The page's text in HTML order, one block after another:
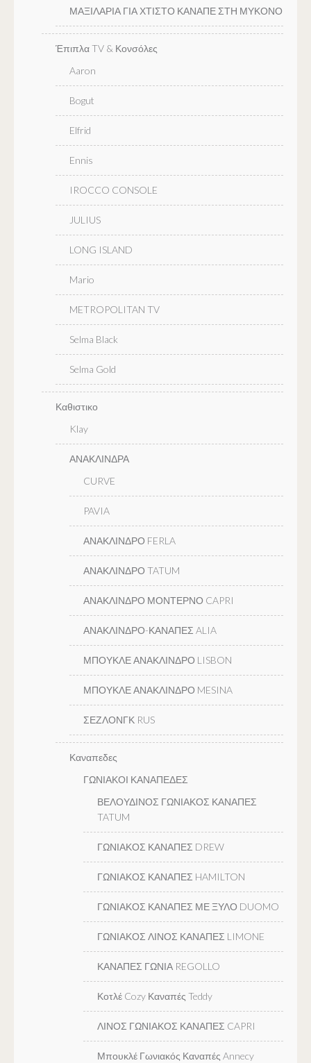
ΜΑΞΙΛΑΡΙΑ ΓΙΑ ΧΤΙΣΤΟ ΚΑΝΑΠΕ ΣΤΗ ΜΥΚΟΝΟ
Έπιπλα TV & Κονσόλες
Aaron
Bogut
Elfrid
Ennis
IROCCO CONSOLE
JULIUS
LONG ISLAND
Mario
METROPOLITAN TV
Selma Black
Selma Gold
Καθιστικο
Klay
ΑΝΑΚΛΙΝΔΡΑ
CURVE
PAVIA
ΑΝΑΚΛΙΝΔΡΟ FERLA
ΑΝΑΚΛΙΝΔΡΟ TATUM
ΑΝΑΚΛΙΝΔΡΟ ΜΟΝΤΕΡΝΟ CAPRI
ΑΝΑΚΛΙΝΔΡΟ-ΚΑΝΑΠΕΣ ALIA
ΜΠΟΥΚΛΕ ΑΝΑΚΛΙΝΔΡΟ LISBON
ΜΠΟΥΚΛΕ ΑΝΑΚΛΙΝΔΡΟ MESINA
ΣΕΖΛΟΝΓΚ RUS
Καναπεδες
ΓΩΝΙΑΚΟΙ ΚΑΝΑΠΕΔΕΣ
ΒΕΛΟΥΔΙΝΟΣ ΓΩΝΙΑΚΟΣ ΚΑΝΑΠΕΣ
TATUM
ΓΩΝΙΑΚΟΣ ΚΑΝΑΠΕΣ DREW
ΓΩΝΙΑΚΟΣ ΚΑΝΑΠΕΣ HAMILTON
ΓΩΝΙΑΚΟΣ ΚΑΝΑΠΕΣ ΜΕ ΞΥΛΟ DUOMO
ΓΩΝΙΑΚΟΣ ΛΙΝΟΣ ΚΑΝΑΠΕΣ LIMONE
ΚΑΝΑΠΕΣ ΓΩΝΙΑ REGOLLO
Κοτλέ Cozy Καναπές Teddy
ΛΙΝΟΣ ΓΩΝΙΑΚΟΣ ΚΑΝΑΠΕΣ CAPRI
Μπουκλέ Γωνιακός Καναπές Annecy